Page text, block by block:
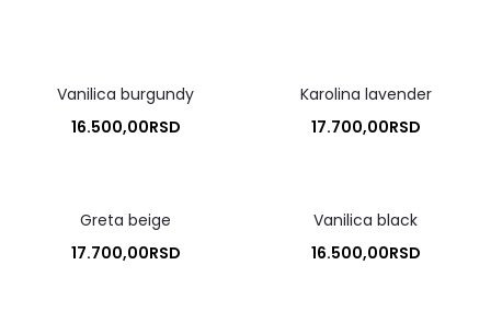
Vanilica burgundy
16.500,00RSD
Karolina lavender
17.700,00RSD
Greta beige
17.700,00RSD
Vanilica black
16.500,00RSD